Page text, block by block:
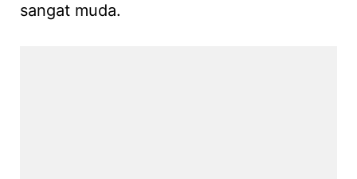
sangat muda.